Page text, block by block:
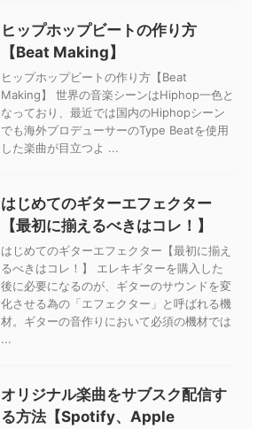
ヒップホップビートの作り方
【Beat Making】
ヒップホップビートの作り方【Beat
Making】 世界の音楽シーンはHiphop一色と
なっており、最近では国内のHiphopシーン
でも海外プロデューサーのType Beatを使用
した楽曲が目立つよ ...
はじめてのギターエフェクター
【最初に揃えるべきはコレ！】
はじめてのギターエフェクター【最初に揃え
るべきはコレ！】 エレキギターを購入した
後に必要になるのが、ギターのサウンドを変
化させる為の「エフェクター」と呼ばれる機
材。ギターの音作りにおいて必須の機材では
...
オリジナル楽曲をサブスク配信す
る方法【Spotify、Apple